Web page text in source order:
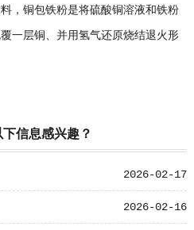
，铜包铁粉是将硫酸铜溶液和铁粉
一层铜、并用氢气还原烧结退火形
信息感兴趣？
2026-02-17
2026-02-16